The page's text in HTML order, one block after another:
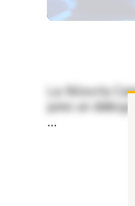
junio
La filósofa
...